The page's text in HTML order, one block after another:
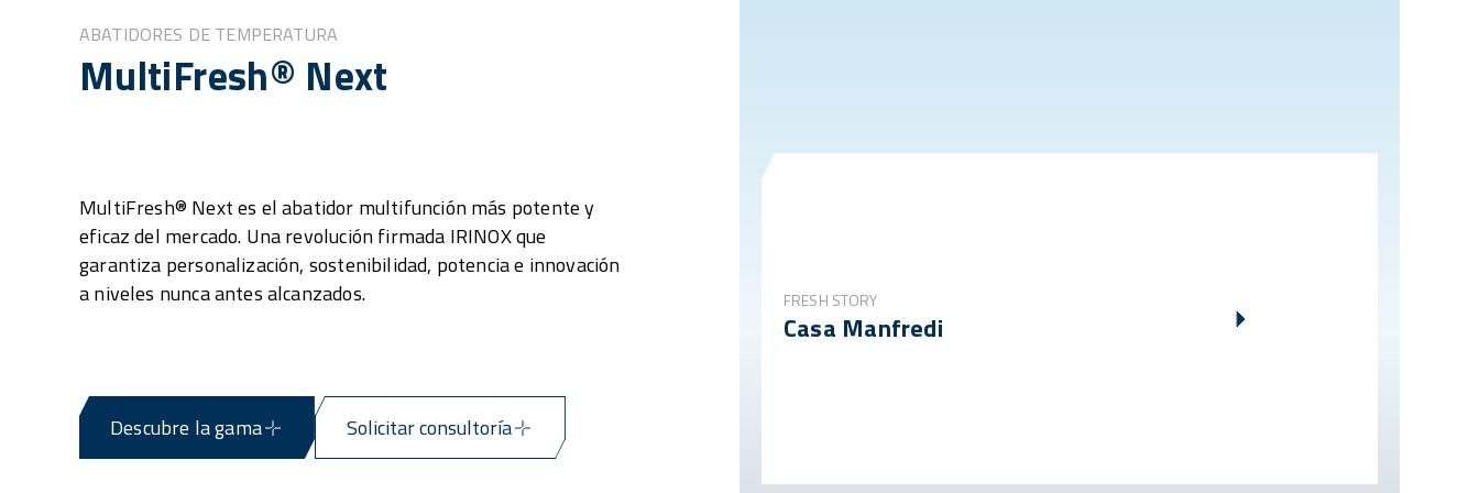
ABATIDORES DE TEMPERATURA
MultiFresh® Next
MultiFresh® Next es el abatidor multifunción más potente y
eficaz del mercado. Una revolución firmada IRINOX que
garantiza personalización, sostenibilidad, potencia e innovación
a niveles nunca antes alcanzados.
Descubre la gama Solicitar consultoría
FRESH STORY
Casa Manfredi